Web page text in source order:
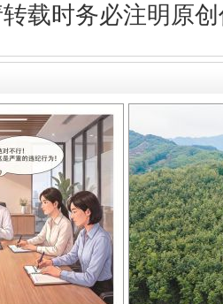
载时务必注明原
责幌子